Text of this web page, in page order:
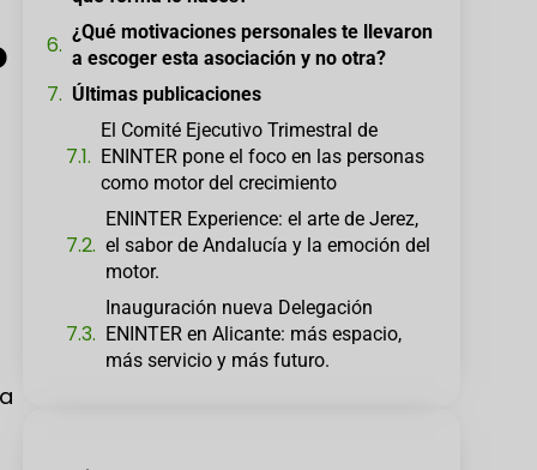
¿Qué motivaciones personales te llevaron
a escoger esta asociación y no otra?
Últimas publicaciones
El Comité Ejecutivo Trimestral de
ENINTER pone el foco en las personas
como motor del crecimiento
ENINTER Experience: el arte de Jerez,
el sabor de Andalucía y la emoción del
motor.
Inauguración nueva Delegación
ENINTER en Alicante: más espacio,
más servicio y más futuro.